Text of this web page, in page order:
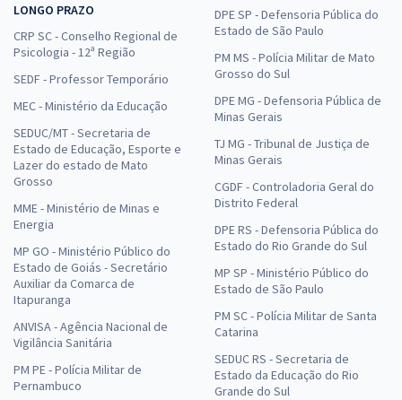
LONGO PRAZO
CRP SC - Conselho Regional de
Psicologia - 12ª Região
SEDF - Professor Temporário
MEC - Ministério da Educação
SEDUC/MT - Secretaria de
Estado de Educação, Esporte e
Lazer do estado de Mato
Grosso
MME - Ministério de Minas e
Energia
MP GO - Ministério Público do
Estado de Goiás - Secretário
Auxiliar da Comarca de
Itapuranga
ANVISA - Agência Nacional de
Vigilância Sanitária
PM PE - Polícia Militar de
Pernambuco
DPE SP - Defensoria Pública do
Estado de São Paulo
PM MS - Polícia Militar de Mato
Grosso do Sul
DPE MG - Defensoria Pública de
Minas Gerais
TJ MG - Tribunal de Justiça de
Minas Gerais
CGDF - Controladoria Geral do
Distrito Federal
DPE RS - Defensoria Pública do
Estado do Rio Grande do Sul
MP SP - Ministério Público do
Estado de São Paulo
PM SC - Polícia Militar de Santa
Catarina
SEDUC RS - Secretaria de
Estado da Educação do Rio
Grande do Sul